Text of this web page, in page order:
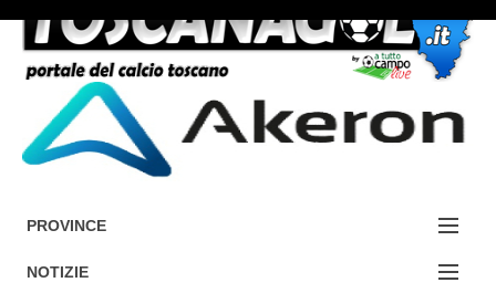
Accedi / Registrati
PROVINCE
EDIZIONE:
NOTIZIE